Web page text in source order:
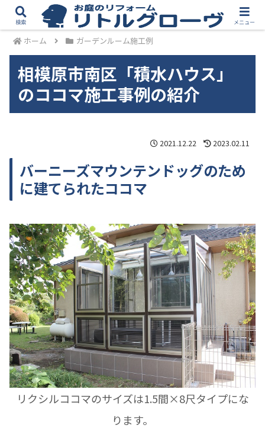
ホーム ガーデンルーム施工例
相模原市南区「積水ハウス」
のココマ施工事例の紹介
2021.12.22 2023.02.11
バーニーズマウンテンドッグのため
に建てられたココマ
リクシルココマのサイズは1.5間×8尺タイプにな
ります。
検索 メニュー